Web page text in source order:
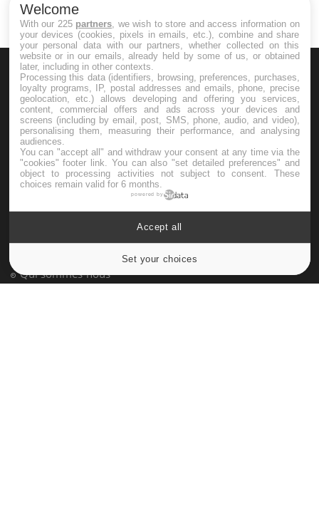
Le site santé de référence avec chaque jour toute l'actualité
médicale decryptée par des médecins en exercice et les
conseils des meilleurs spécialistes.
À PROPOS
Qui sommes-nous
Welcome
With our 225 partners , we wish to store and access information on
your devices (cookies, pixels in emails, etc.), combine and share
your personal data with our partners, whether collected on this
website or in our emails, already held by some of us, or obtained
later, including in other contexts.
Processing this data (identifiers, browsing, preferences, purchases,
loyalty programs, IP, postal addresses and emails, phone, precise
geolocation, etc.) allows developing and offering you services,
content, commercial offers and ads across your devices and
screens (including by email, post, SMS, phone, audio, and video),
personalising them, measuring their performance, and analysing
audiences.
You can "accept all" and withdraw your consent at any time via the
"cookies" footer link . You can also "set detailed preferences" and
object to processing activities not subject to consent. These
choices remain valid for 6 months.
powered by
Set your choices
Accept all